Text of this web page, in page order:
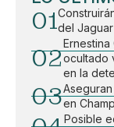
01del
02ocultado
en la
03en
Posible